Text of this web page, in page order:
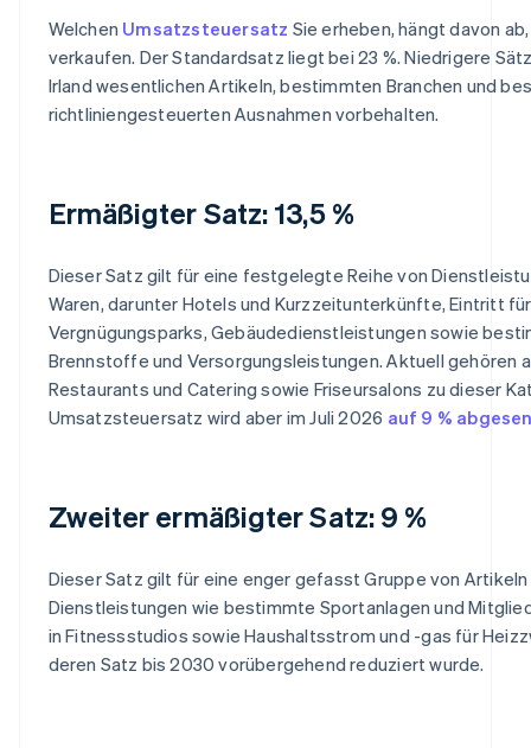
Welchen Umsatzsteuersatz Sie erheben, hängt davon
verkaufen. Der Standardsatz liegt bei 23 %. Niedrigere
Irland wesentlichen Artikeln, bestimmten Branchen und
richtliniengesteuerten Ausnahmen vorbehalten.
Ermäßigter Satz: 13,5 %
Dieser Satz gilt für eine festgelegte Reihe von
Waren, darunter Hotels und Kurzzeitunterkünfte, Eintritt
Vergnügungsparks, Gebäudedienstleistungen sowie
Brennstoffe und Versorgungsleistungen. Aktuell gehören
Restaurants und Catering sowie Friseursalons zu dieser
Umsatzsteuersatz wird aber im Juli 2026 auf 9 %
Zweiter ermäßigter Satz: 9 %
Dieser Satz gilt für eine enger gefasst Gruppe von Artikeln
Dienstleistungen wie bestimmte Sportanlagen und
in Fitnessstudios sowie Haushaltsstrom und -gas für
deren Satz bis 2030 vorübergehend reduziert wurde.